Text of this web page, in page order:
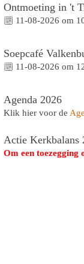
Ontmoeting in 't
11-08-2026 om
Soepcafé
11-08-2026 om
Agenda 2026
Klik hier voor de
Actie Kerkbalans
Om een